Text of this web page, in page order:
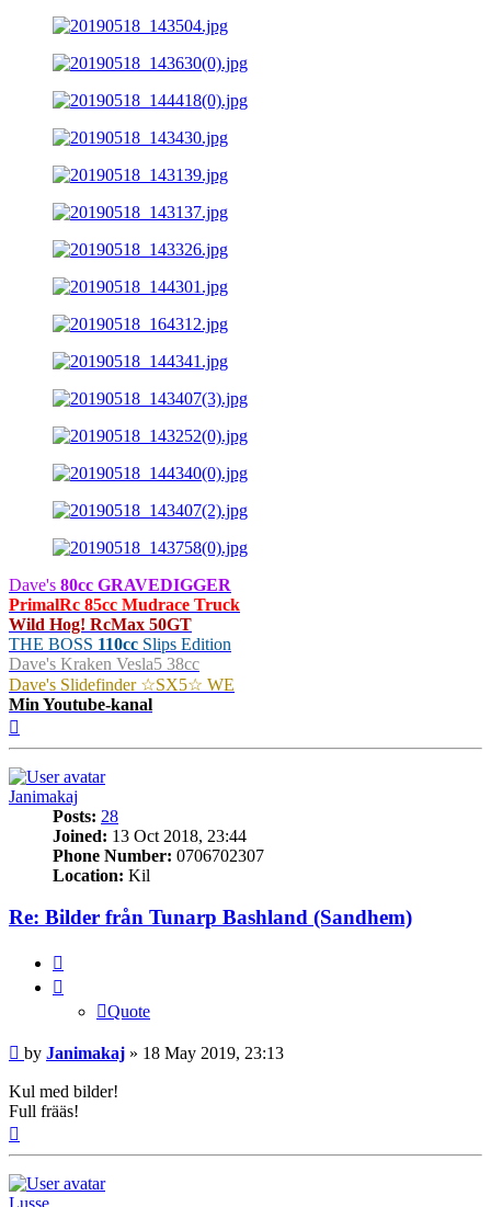
Dave's 80cc GRAVEDIGGER
PrimalRc 85cc Mudrace Truck
Wild Hog! RcMax 50GT
THE BOSS 110cc Slips Edition
Dave's Kraken Vesla5 38cc
Dave's Slidefinder ☆SX5☆ WE
Min Youtube-kanal
Janimakaj
Posts: 28
Joined: 13 Oct 2018, 23:44
Phone Number: 0706702307
Location: Kil
Re: Bilder från Tunarp Bashland (Sandhem)
Quote
Post
by Janimakaj » 18 May 2019, 23:13
Kul med bilder!
Full frääs!
Lusse